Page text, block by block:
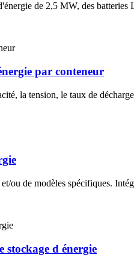
de 2,5 MW, des
par conteneur
la tension, le taux de
ou de modèles spécifiques.
stockage d énergie